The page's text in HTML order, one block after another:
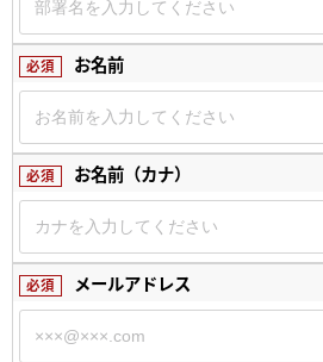
必須 お名前
必須 お名前（カナ）
必須 メールアドレス